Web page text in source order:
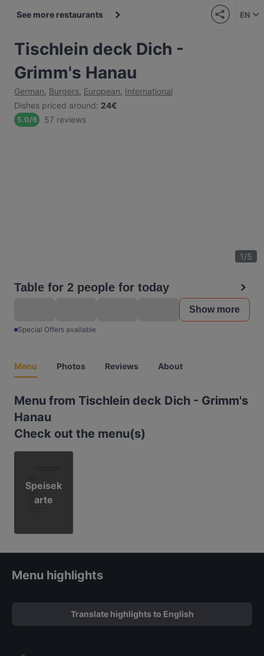
See more restaurants EN
Tischlein deck Dich -
Grimm's Hanau
German, Burgers, European, International
Dishes priced around: 24€
5.0/6 57 reviews
1/5
Table for 2 people for today
Show more
Special Offers available
Menu Photos Reviews About
Menu from Tischlein deck Dich - Grimm's
Hanau
Check out the menu(s)
Speisek
arte
Menu highlights
Translate highlights to English